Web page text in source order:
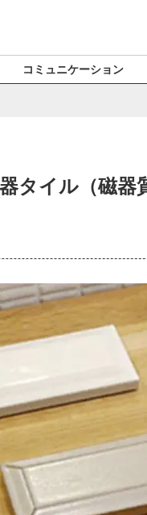
コミュニケーション
器タイル（磁